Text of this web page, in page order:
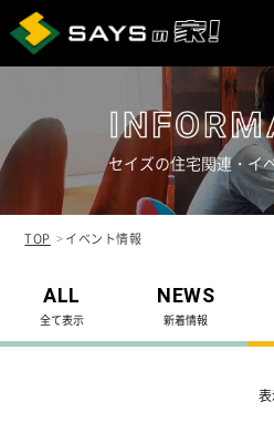
選ばれる理由
販売中の新築分譲住宅
セイズの住宅関連・イ
TOP イベント情報
ALL
全て表示
NEWS
新着情報